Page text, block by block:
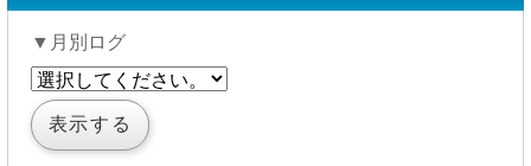
▼月別ログ